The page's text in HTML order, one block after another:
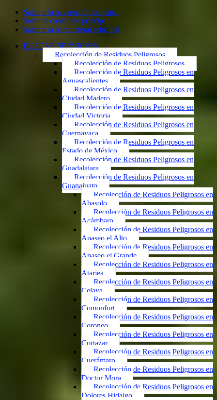
Saltar a la navegación principal
Saltar al contenido principal
Saltar a la barra lateral principal
BUSCAR SERVICIOS
Recolección de Residuos Peligrosos
Recolección de Residuos Peligrosos
Recolección de Residuos Peligrosos en
Aguascalientes
Recolección de Residuos Peligrosos en
Ciudad Madero
Recolección de Residuos Peligrosos en
Ciudad Victoria
Recolección de Residuos Peligrosos en
Cuernavaca
Recolección de Residuos Peligrosos en
Estado de México
Recolección de Residuos Peligrosos en
Guadalajara
Recolección de Residuos Peligrosos en
Guanajuato
Recolección de Residuos Peligrosos en
Abasolo
Recolección de Residuos Peligrosos en
Acámbaro
Recolección de Residuos Peligrosos en
Apaseo el Alto
Recolección de Residuos Peligrosos en
Apaseo el Grande
Recolección de Residuos Peligrosos en
Atarjea
Recolección de Residuos Peligrosos en
Celaya
Recolección de Residuos Peligrosos en
Comonfort
Recolección de Residuos Peligrosos en
Coroneo
Recolección de Residuos Peligrosos en
Cortazar
Recolección de Residuos Peligrosos en
Cuerámaro
Recolección de Residuos Peligrosos en
Doctor Mora
Recolección de Residuos Peligrosos en
Dolores Hidalgo